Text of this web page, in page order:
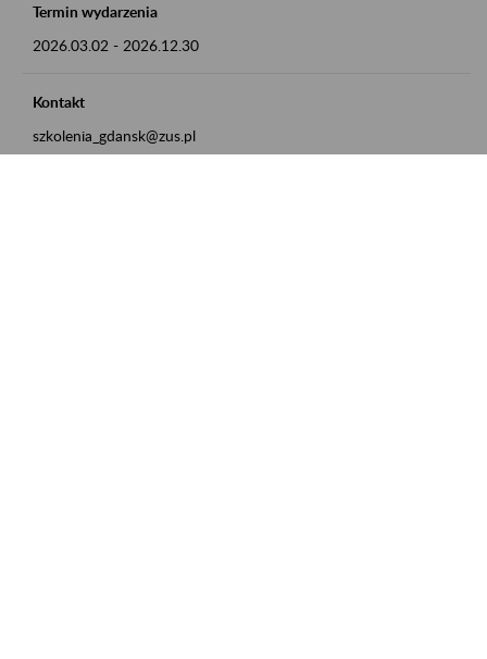
Termin wydarzenia
2026.03.02 - 2026.12.30
Kontakt
szkolenia_gdansk@zus.pl